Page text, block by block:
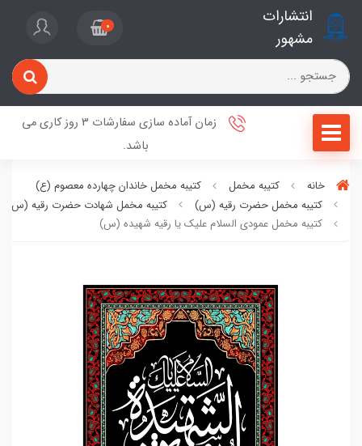
انتشارات
مشهور
0
زمان آماده سازی سفارشات 3 روز کاری می
باشد.
خانه کتیبه مخمل
کتیبه مخمل خاندان چهارده معصوم (ع)
کتیبه مخمل حضرت رقیه (س)
کتیبه مخمل شهادت حضرت رقیه (س)
کتیبه مخمل عمودی السلام علیک یا رقیه شهیده (س)